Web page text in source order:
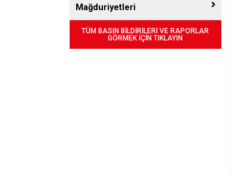
Mağduriyetleri
TÜM BASIN BİLDİRİLERİ VE RAPORLAR
GÖRMEK İÇİN TIKLAYIN